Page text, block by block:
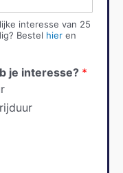
interesse van 25
Bestel hier en
je interesse? *